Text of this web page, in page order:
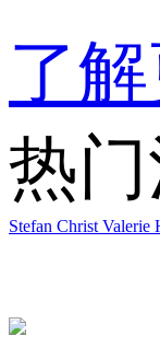
了
热
Stefan Christ Valerie